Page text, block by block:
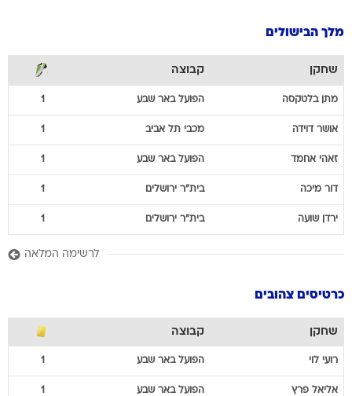
מלך הבישולים
שחקן קבוצה
מתן בלטקסה הפועל באר שבע 1
אושר דוידה מכבי תל אביב 1
זאהי אחמד הפועל באר שבע 1
דור מיכה בית"ר ירושלים 1
ירדן שועה בית"ר ירושלים 1
לרשימה המלאה
כרטיסים צהובים
שחקן קבוצה
רועי לוי הפועל באר שבע 1
אליאל פרץ הפועל באר שבע 1